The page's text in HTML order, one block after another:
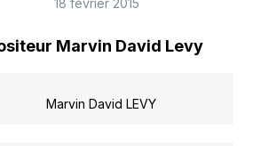
Marvin David Levy
Marvin David LEVY